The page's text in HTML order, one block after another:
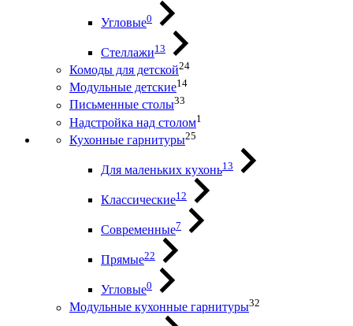
Угловые0
Стеллажи13
Комоды для детской24
Модульные детские14
Письменные столы33
Надстройка над столом1
Кухонные гарнитуры25
Для маленьких кухонь13
Классические12
Современные7
Прямые22
Угловые0
Модульные кухонные гарнитуры32